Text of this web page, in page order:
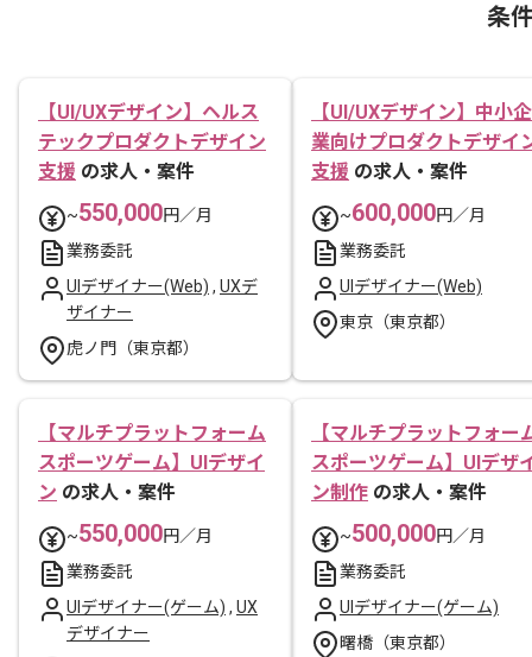
条
【UI/UXデザイン】ヘルス
テックプロダクトデザイン
支援 の求人・案件
~550,000円／月
業務委託
UIデザイナー(Web) , UXデ
ザイナー
虎ノ門（東京都）
【UI/UXデザイン】中小企
業向けプロダクトデザイ
支援 の求人・案件
~600,000円／月
業務委託
UIデザイナー(Web)
東京（東京都）
【マルチプラットフォーム
スポーツゲーム】UIデザイ
ン の求人・案件
~550,000円／月
業務委託
UIデザイナー(ゲーム) , UX
デザイナー
【マルチプラットフォー
スポーツゲーム】UIデザ
ン制作 の求人・案件
~500,000円／月
業務委託
UIデザイナー(ゲーム)
曙橋（東京都）